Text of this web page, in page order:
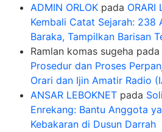
ADMIN ORLOK pada ORARI
Kembali Catat Sejarah: 238
Baraka, Tampilkan Barisan
Ramlan komas sugeha pada
Prosedur dan Proses
Orari dan Ijin Amatir Radio
ANSAR LEBOKNET pada
Enrekang: Bantu Anggota
Kebakaran di Dusun Darrah